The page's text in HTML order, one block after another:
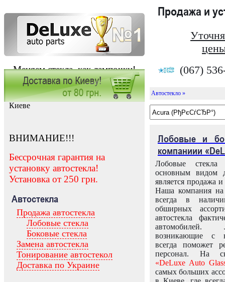
Меняем стекла, как лампочки!
Продажа и
(067)
Заказать установку автостекла в
Киеве
ВНИМАНИЕ!!!
Бессрочная гарантия на
установку автостекла!
Установка от 250 грн.
Автостекла
Продажа автостекла
Лобовые стекла
Боковые стекла
Замена автостекла
Тонирование автостекол
Доставка по Украине
Автостекло »
Лобовые и
компаниии
Лобовые
основным видом
является продажа и
Наша компания на
всегда в
обширных
автостекла
возникающие с
всегда поможет
персонал. На
«DeLuxe Auto
самых больших